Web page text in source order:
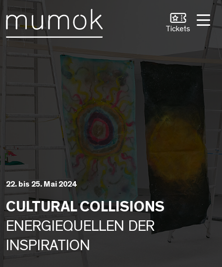
Zum Inhalt [1]
Zum Hauptmenü [2]
Zur Suche [3]
Tickets
22. bis 25. Mai 2024
CULTURAL COLLISIONS
ENERGIEQUELLEN DER
INSPIRATION